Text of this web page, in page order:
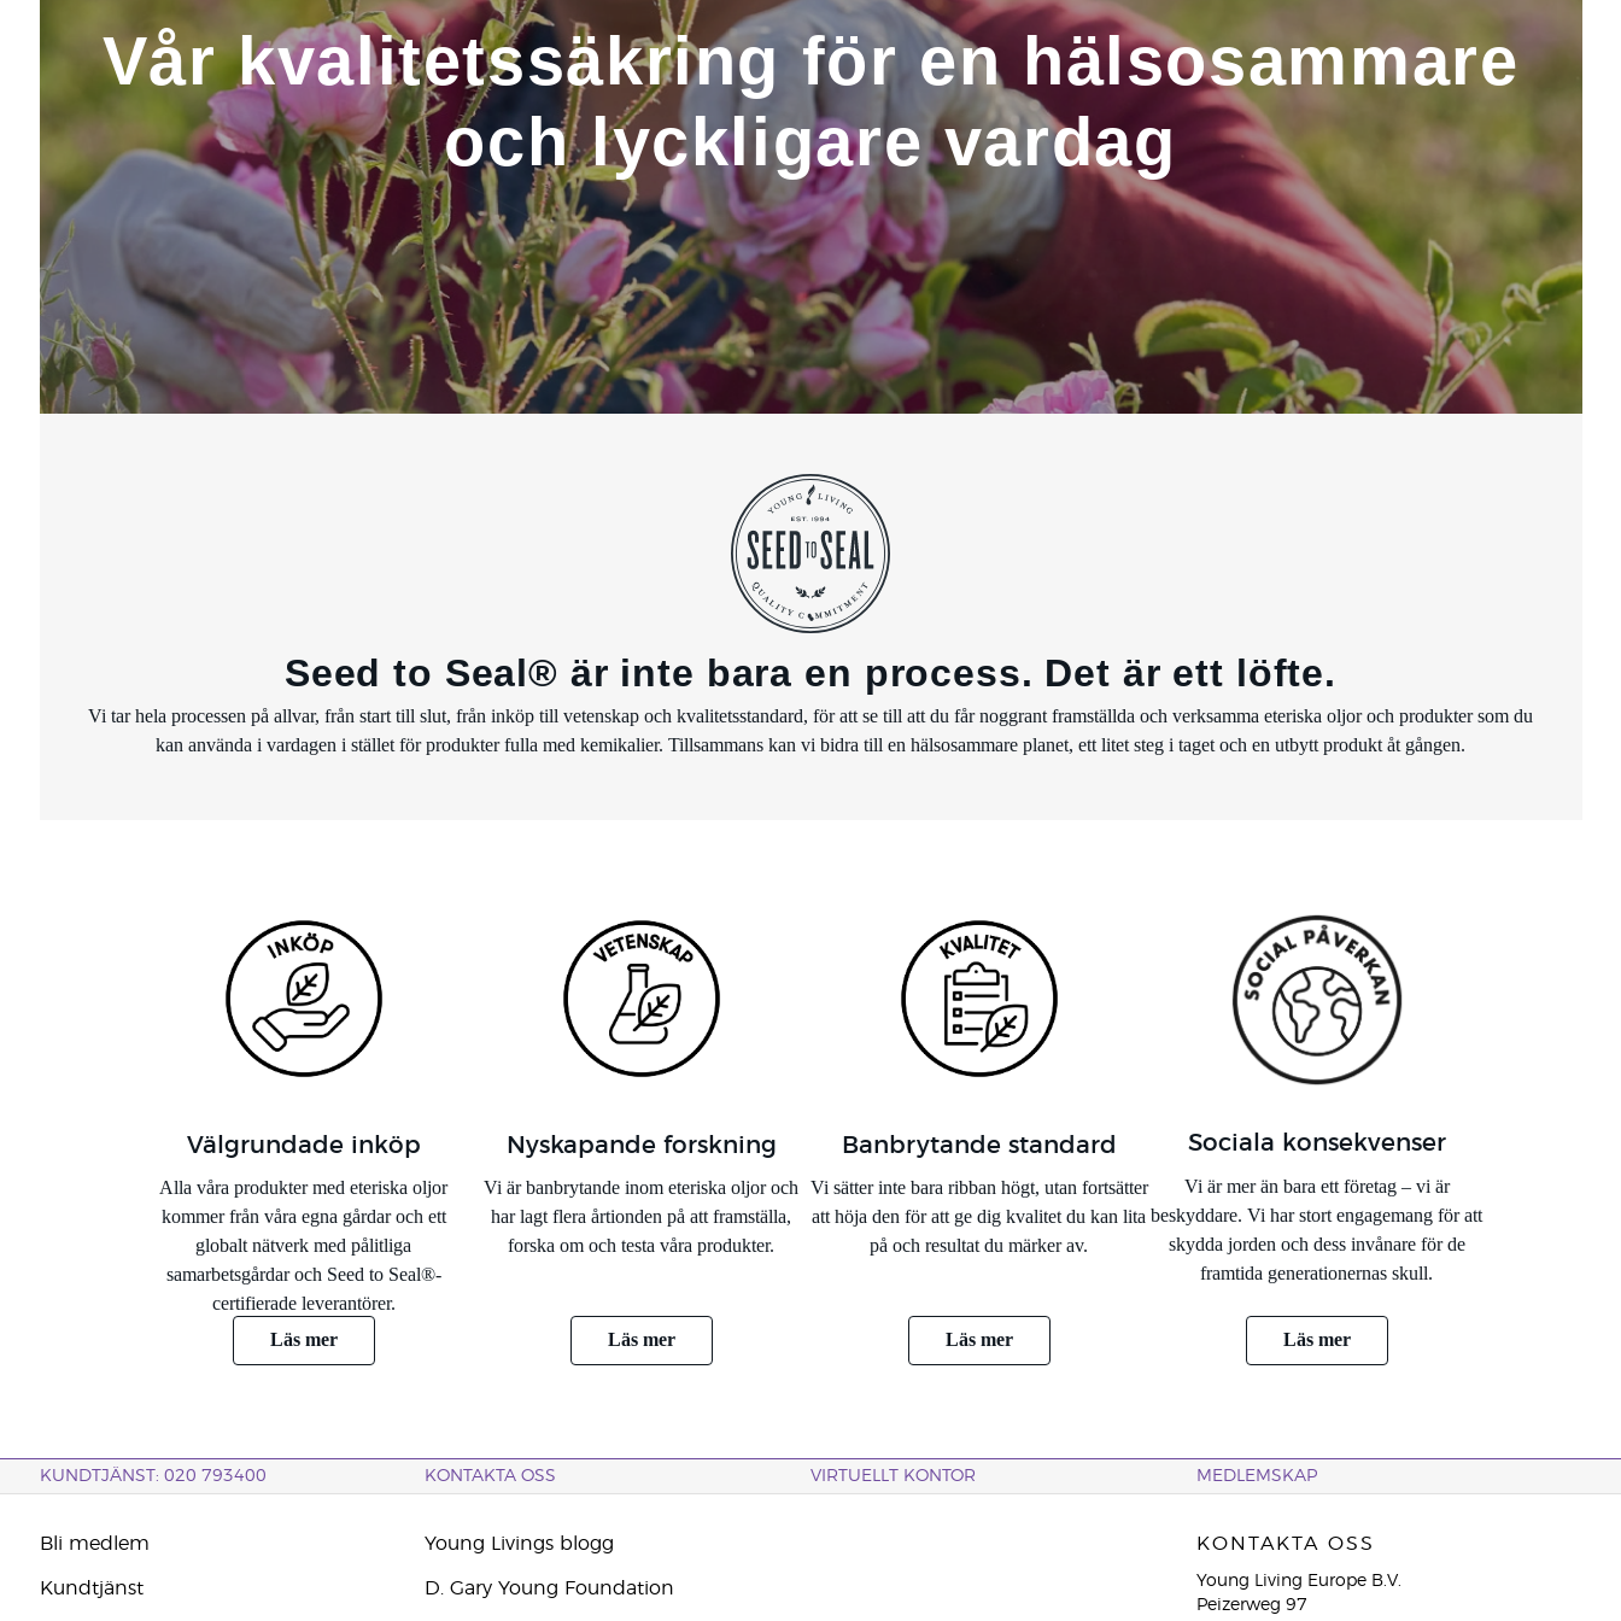
Vår kvalitetssäkring för en hälsosammare
och lyckligare vardag
Seed to Seal® är inte bara en process. Det är ett löfte.
Vi tar hela processen på allvar, från start till slut, från inköp till vetenskap och kvalitetsstandard, för att se till att du får noggrant framställda och verksamma eteriska oljor och produkter som du
kan använda i vardagen i stället för produkter fulla med kemikalier. Tillsammans kan vi bidra till en hälsosammare planet, ett litet steg i taget och en utbytt produkt åt gången.
Välgrundade inköp
Alla våra produkter med eteriska oljor
kommer från våra egna gårdar och ett
globalt nätverk med pålitliga
samarbetsgårdar och Seed to Seal®-
certifierade leverantörer.
Läs mer
Nyskapande forskning
Vi är banbrytande inom eteriska oljor och
har lagt flera årtionden på att framställa,
forska om och testa våra produkter.
Läs mer
Banbrytande standard
Vi sätter inte bara ribban högt, utan fortsätter
att höja den för att ge dig kvalitet du kan lita
på och resultat du märker av.
Läs mer
Sociala konsekvenser
Vi är mer än bara ett företag – vi är
beskyddare. Vi har stort engagemang för att
skydda jorden och dess invånare för de
framtida generationernas skull.
Läs mer
KUNDTJÄNST: 020 793400 KONTAKTA OSS VIRTUELLT KONTOR MEDLEMSKAP
Bli medlem
Kundtjänst
Young Livings blogg
D. Gary Young Foundation
KONTAKTA OSS
Young Living Europe B.V.
Peizerweg 97